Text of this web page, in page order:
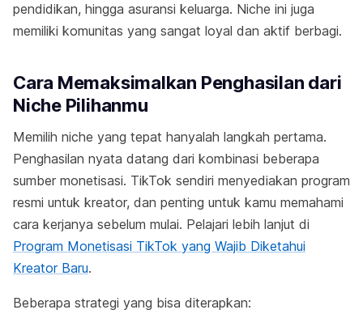
pendidikan, hingga asuransi keluarga. Niche ini juga
memiliki komunitas yang sangat loyal dan aktif berbagi.
Cara Memaksimalkan Penghasilan dari
Niche Pilihanmu
Memilih niche yang tepat hanyalah langkah pertama.
Penghasilan nyata datang dari kombinasi beberapa
sumber monetisasi. TikTok sendiri menyediakan program
resmi untuk kreator, dan penting untuk kamu memahami
cara kerjanya sebelum mulai. Pelajari lebih lanjut di
Program Monetisasi TikTok yang Wajib Diketahui
Kreator Baru.
Beberapa strategi yang bisa diterapkan: